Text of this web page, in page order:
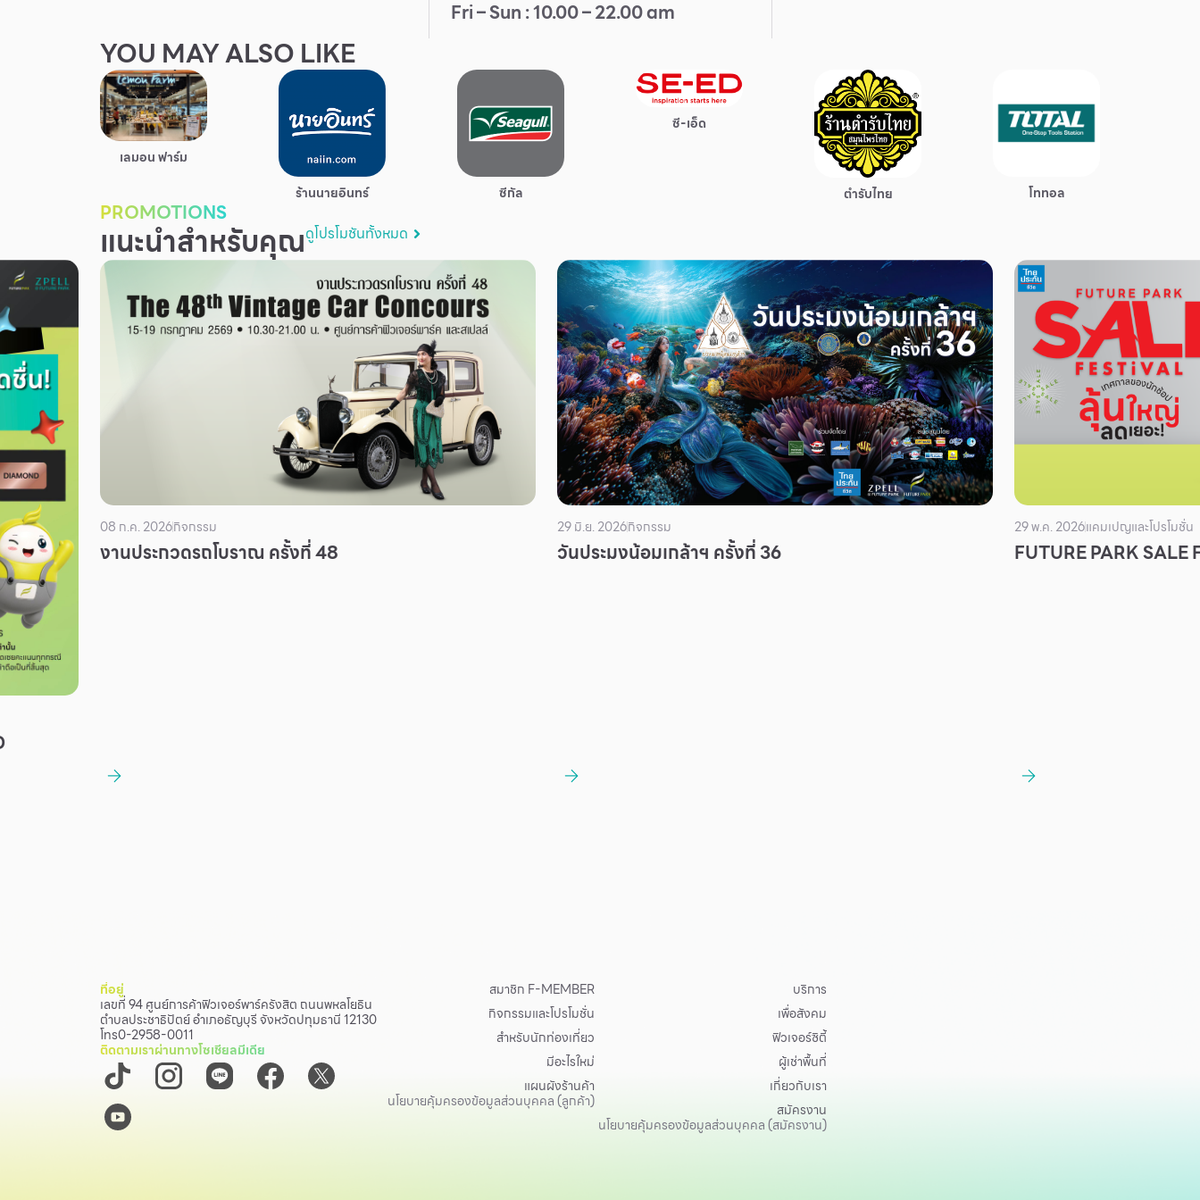
Fri – Sun : 10.00 – 22.00 am
YOU MAY ALSO LIKE
เลมอน ฟาร์ม
ร้านนายอินทร์
ซีกัล
ซี-เอ็ด
ตำรับไทย โททอล
PROMOTIONS
แนะนำสำหรับคุณดูโปรโมชันทั้งหมด
08 ก.ค. 2026กิจกรรม
งานประกวดรถโบราณ ครั้งที่ 48
29 มิ.ย. 2026กิจกรรม
วันประมงน้อมเกล้าฯ ครั้งที่ 36
29 พ.ค. 2026แคมเปญและโปรโมชั่น
FUTURE PARK SALE
ที่อยู่
เลขที่ 94 ศูนย์การค้าฟิวเจอร์พาร์ครังสิต ถนนพหลโยธิน
ตำบลประชาธิปัตย์ อำเภอธัญบุรี จังหวัดปทุมธานี 12130
โทร0-2958-0011
ติดตามเราผ่านทางโซเชียลมีเดีย
สมาชิก F-MEMBER
กิจกรรมและโปรโมชั่น
สำหรับนักท่องเที่ยว
มีอะไรใหม่
แผนผังร้านค้า
นโยบายคุ้มครองข้อมูลส่วนบุคคล (ลูกค้า)
บริการ
เพื่อสังคม
ฟิวเจอร์ซิตี้
ผู้เช่าพื้นที่
เกี่ยวกับเรา
สมัครงาน
นโยบายคุ้มครองข้อมูลส่วนบุคคล (สมัครงาน)